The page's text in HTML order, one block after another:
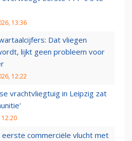
13:36
Dat vliegen
lijkt geen probleem voor
12:22
vrachtvliegtuig in Leipzig zat
12:20
commerciële vlucht met